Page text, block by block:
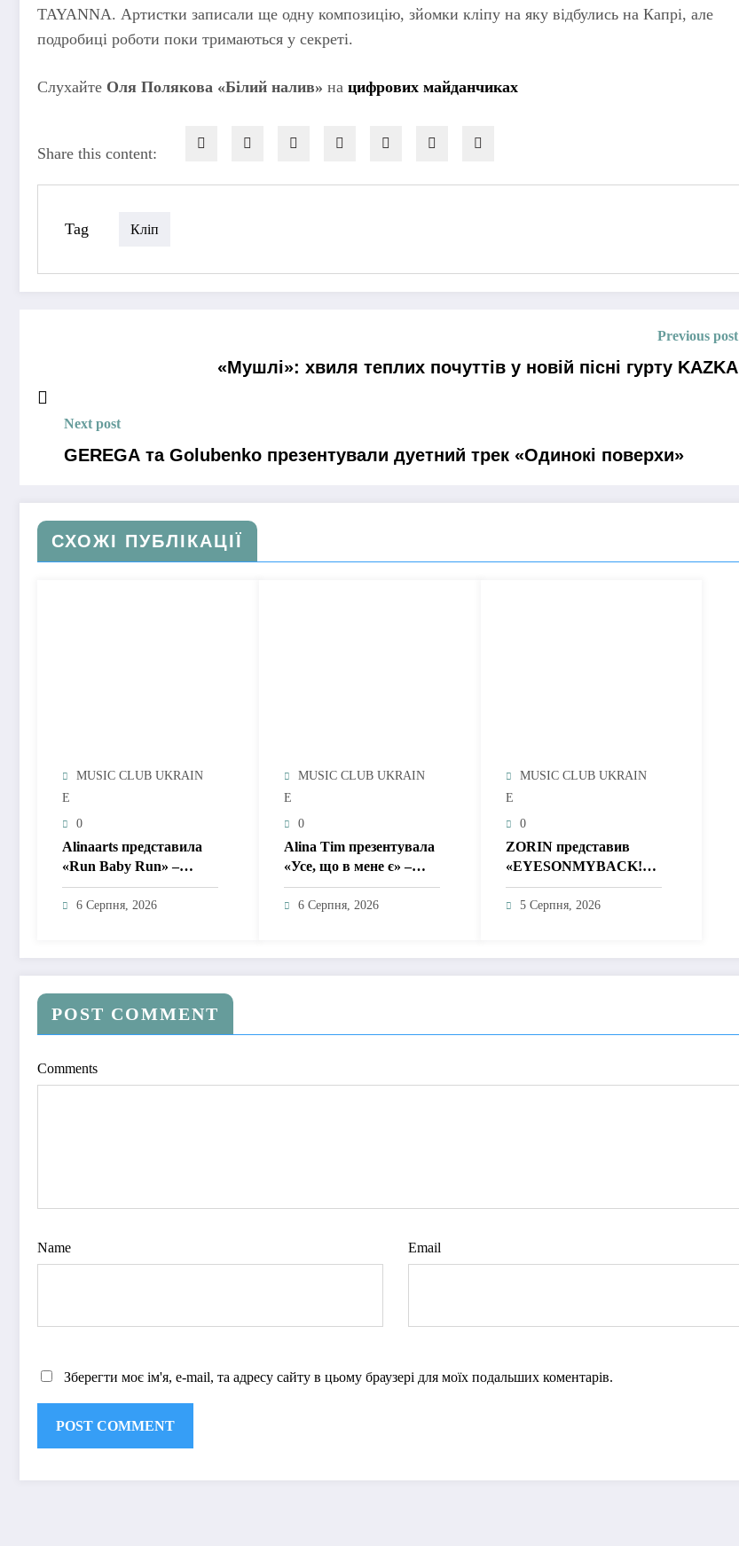
TAYANNA. Артистки записали ще одну композицію, зйомки кліпу на яку відбулись на Капрі, але
подробиці роботи поки тримаються у секреті.
Слухайте Оля Полякова «Білий налив» на цифрових майданчиках
Share this content:
Tag Кліп
Previous post
«Мушлі»: хвиля теплих почуттів у новій пісні гурту KAZKA
Next post
GEREGA та Golubenko презентували дуетний трек «Одинокі поверхи»
СХОЖІ ПУБЛІКАЦІЇ
MUSIC CLUB UKRAIN
E
0
Alinaarts представила
«Run Baby Run» –
музичну підтримку для
тих, хто продовжує
6 Серпня, 2026
MUSIC CLUB UKRAIN
E
0
Alina Tim презентувала
«Усе, що в мене є» –
пісню про любов без
драм, маніпуляцій і
6 Серпня, 2026
MUSIC CLUB UKRAIN
E
0
ZORIN представив
«EYESONMYBACK!» –
емоційний трек про
боротьбу із власними
5 Серпня, 2026
POST COMMENT
Comments
Name Email
Зберегти моє ім'я, e-mail, та адресу сайту в цьому браузері для моїх подальших коментарів.